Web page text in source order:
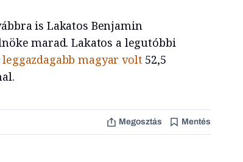
is Lakatos Benjamin
marad. Lakatos a legutóbbi
magyar volt 52,5
Megosztás Mentés